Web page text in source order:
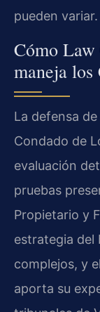
pueden variar.
Cómo Law
maneja los
La defensa
Condado de
evaluación
pruebas
Propietario y
estrategia del
complejos, y
aporta su